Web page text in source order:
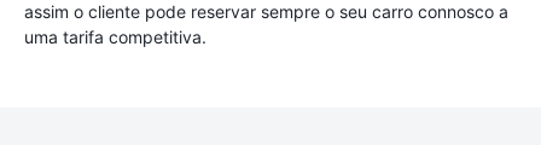
assim o cliente pode reservar sempre o seu carro connosco a
uma tarifa competitiva.